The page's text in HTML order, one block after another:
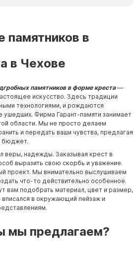
памятников в
в Чехове
памятников в форме креста—
искусство. Здесь традиции
технологиями, и рождаются
ушедших. Фирма Гарант-памяти занимает
области. Мы не просто делаем
и передать ваши чувства, предлагая
бюджет.
веры, надежды. Заказывая крест в
выразить свою скорбь и уважение.
проект. Мы внимательно выслушиваем
что-то действительно особенное.
вам подобрать материал, цвет и размер,
в окружающий пейзаж и
мы предлагаем?